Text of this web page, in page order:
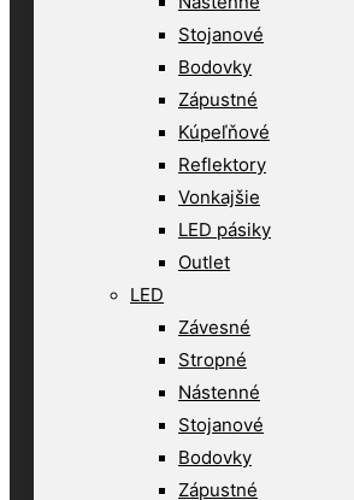
Stojanové
Bodovky
Zápustné
Kúpeľňové
Reflektory
Vonkajšie
LED pásiky
Outlet
LED
Závesné
Stropné
Nástenné
Stojanové
Bodovky
Zápustné